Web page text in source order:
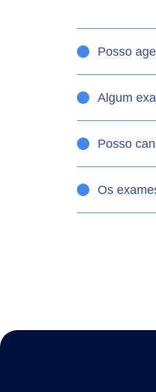
Posso
Algum
Posso
Os